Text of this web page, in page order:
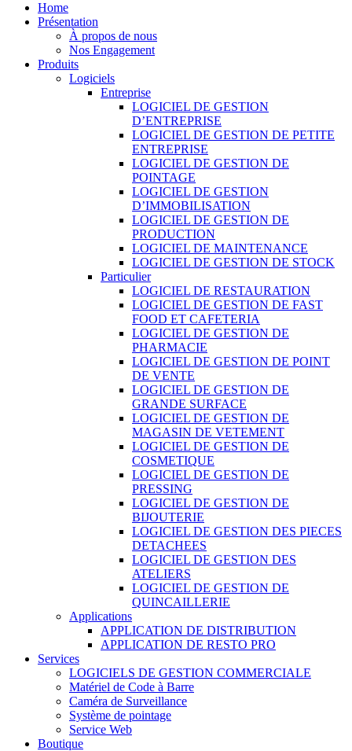
Home
Présentation
À propos de nous
Nos Engagement
Produits
Logiciels
Entreprise
LOGICIEL DE GESTION
D’ENTREPRISE
LOGICIEL DE GESTION DE PETITE
ENTREPRISE
LOGICIEL DE GESTION DE
POINTAGE
LOGICIEL DE GESTION
D’IMMOBILISATION
LOGICIEL DE GESTION DE
PRODUCTION
LOGICIEL DE MAINTENANCE
LOGICIEL DE GESTION DE STOCK
Particulier
LOGICIEL DE RESTAURATION
LOGICIEL DE GESTION DE FAST
FOOD ET CAFETERIA
LOGICIEL DE GESTION DE
PHARMACIE
LOGICIEL DE GESTION DE POINT
DE VENTE
LOGICIEL DE GESTION DE
GRANDE SURFACE
LOGICIEL DE GESTION DE
MAGASIN DE VETEMENT
LOGICIEL DE GESTION DE
COSMETIQUE
LOGICIEL DE GESTION DE
PRESSING
LOGICIEL DE GESTION DE
BIJOUTERIE
LOGICIEL DE GESTION DES PIECES
DETACHEES
LOGICIEL DE GESTION DES
ATELIERS
LOGICIEL DE GESTION DE
QUINCAILLERIE
Applications
APPLICATION DE DISTRIBUTION
APPLICATION DE RESTO PRO
Services
LOGICIELS DE GESTION COMMERCIALE
Matériel de Code à Barre
Caméra de Surveillance
Système de pointage
Service Web
Boutique